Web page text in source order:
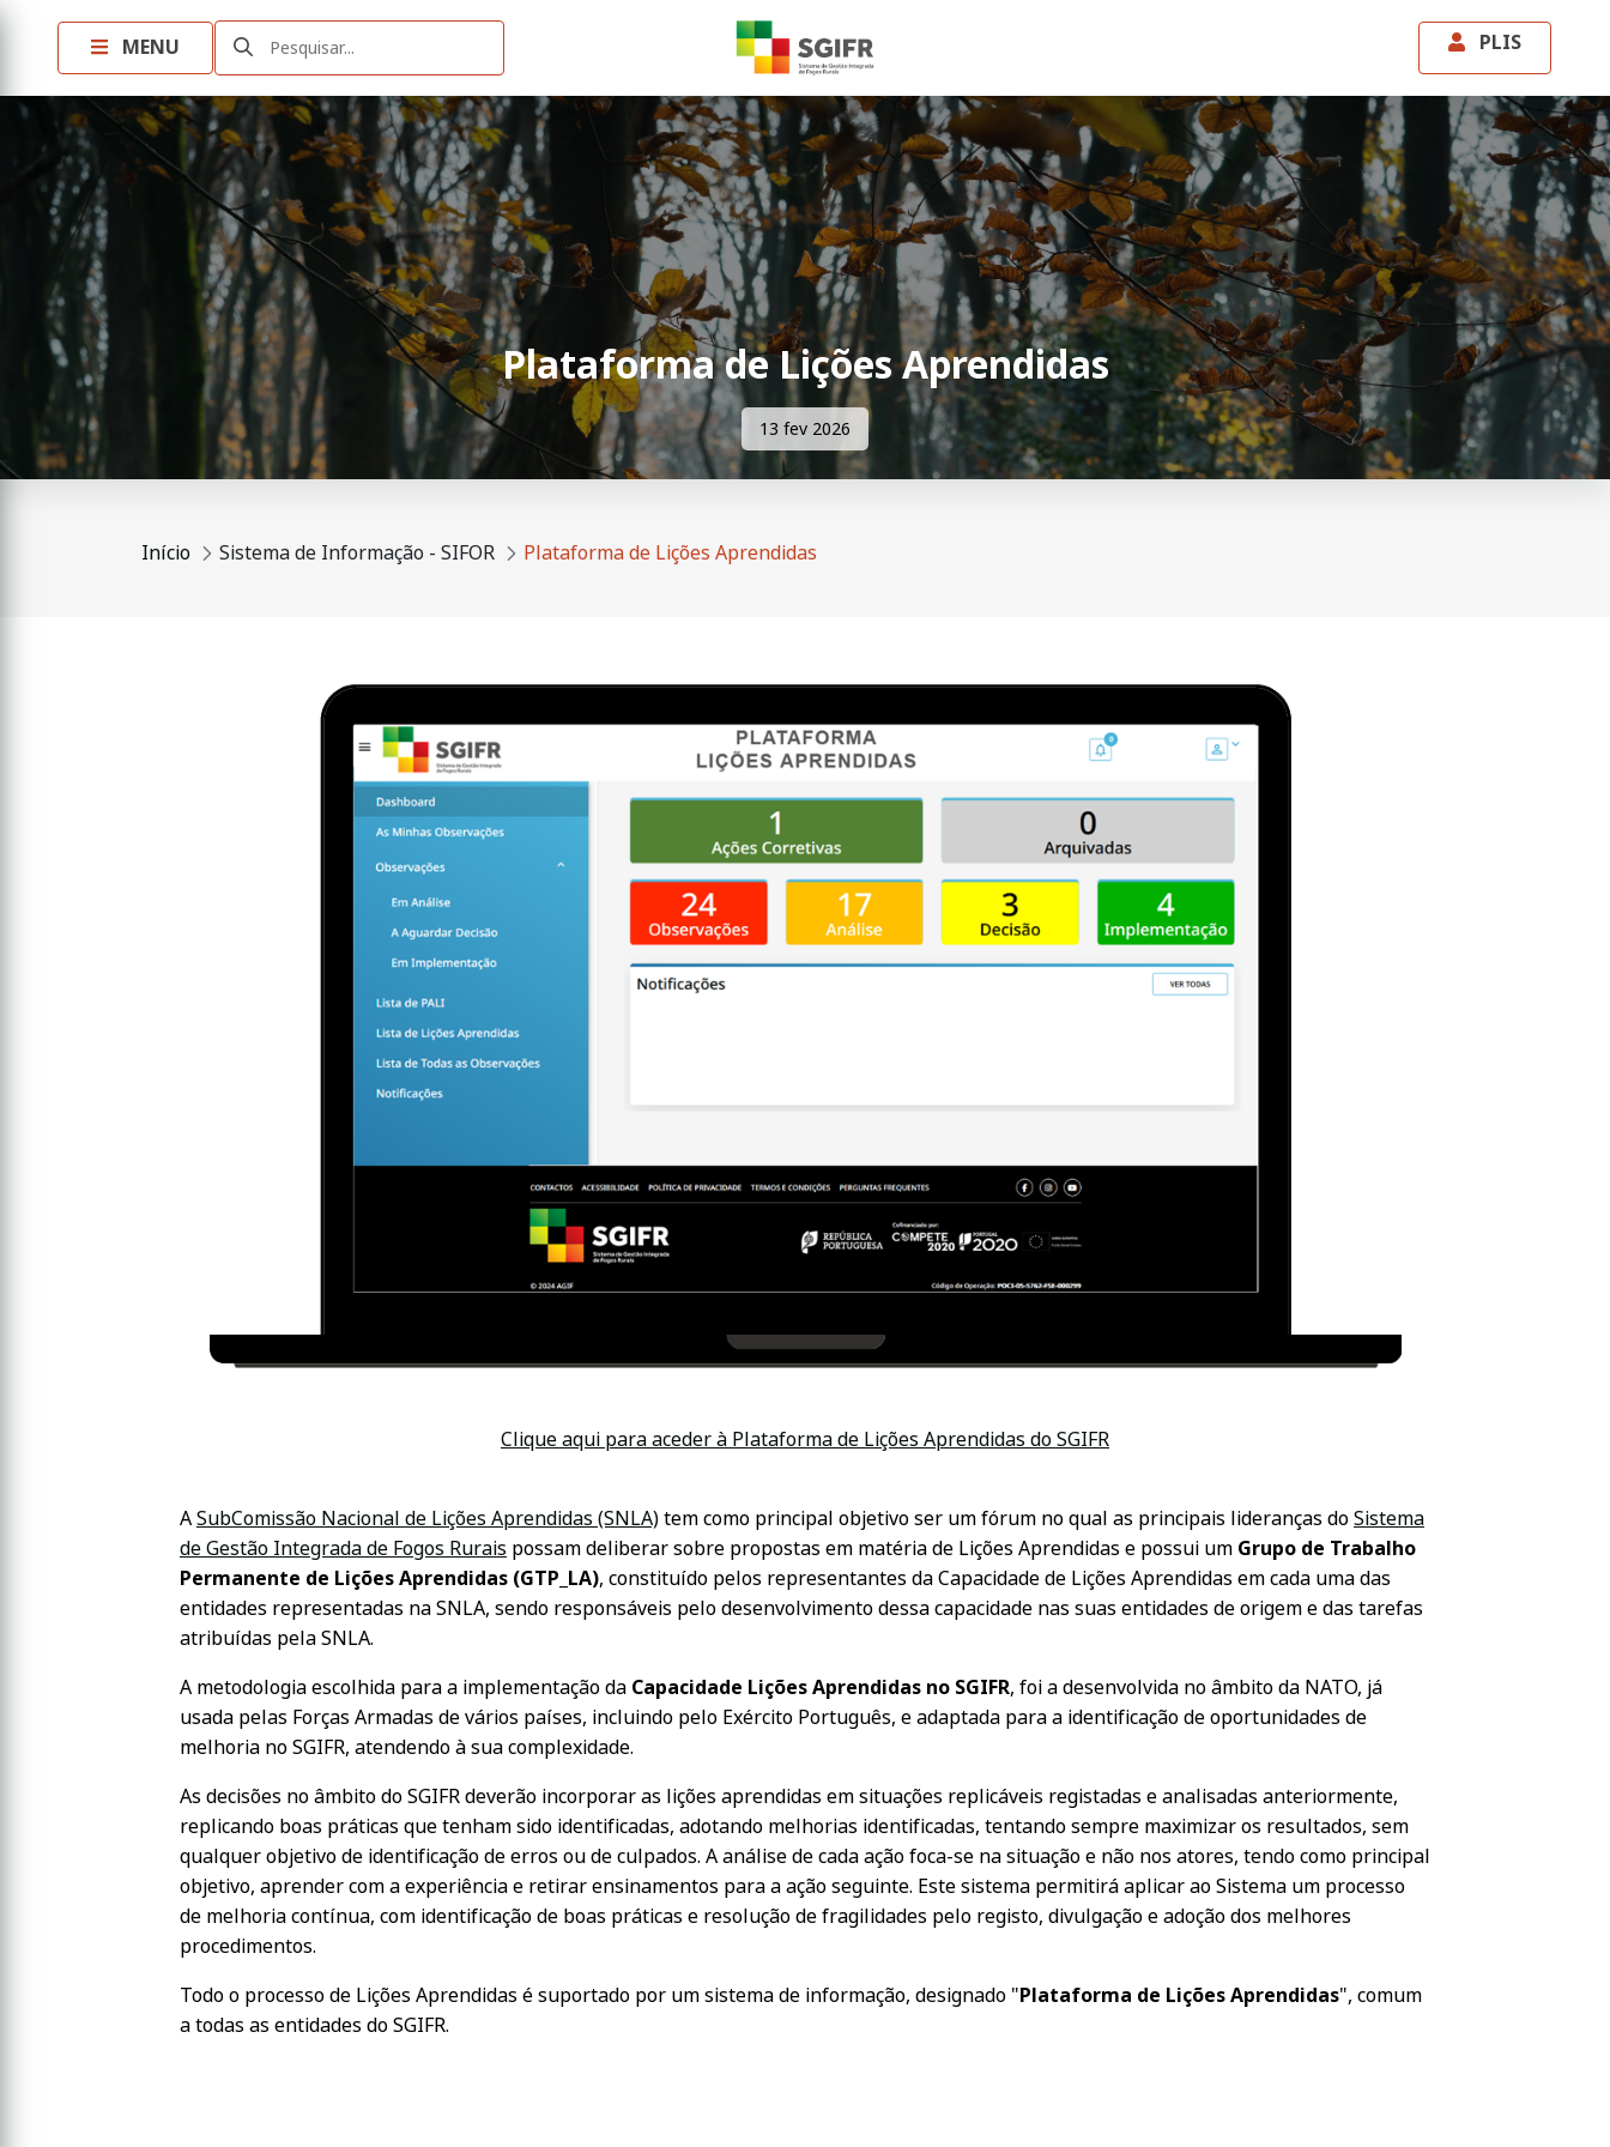
MENU Pesquisar... PLIS
Plataforma de Lições Aprendidas
13 fev 2026
Início Sistema de Informação - SIFOR Plataforma de Lições Aprendidas
Clique aqui para aceder à Plataforma de Lições Aprendidas do SGIFR
ASubComissão Nacional de Lições Aprendidas (SNLA)tem como principal objetivo ser um fórum no qual as principais lideranças doSistema
de Gestão Integrada de Fogos Rurais possam deliberar sobre propostas em matéria de Lições Aprendidas e possui um Grupo de Trabalho
Permanente de Lições Aprendidas (GTP_LA), constituído pelos representantes da Capacidade de Lições Aprendidas em cada uma das
entidades representadas na SNLA, sendo responsáveis pelo desenvolvimento dessa capacidade nas suas entidades de origem e das tarefas
atribuídas pela SNLA.
A metodologia escolhida para a implementação da Capacidade Lições Aprendidas no SGIFR, foi a desenvolvida no âmbito da NATO, já
usada pelas Forças Armadas de vários países, incluindo pelo Exército Português, e adaptada para a identificação de oportunidades de
melhoria no SGIFR, atendendo à sua complexidade.
As decisões no âmbito do SGIFR deverão incorporar as lições aprendidas em situações replicáveis registadas e analisadas anteriormente,
replicando boas práticas que tenham sido identificadas, adotando melhorias identificadas, tentando sempre maximizar os resultados, sem
qualquer objetivo de identificação de erros ou de culpados. A análise de cada ação foca-se na situação e não nos atores, tendo como principal
objetivo, aprender com a experiência e retirar ensinamentos para a ação seguinte. Este sistema permitirá aplicar ao Sistema um processo
de melhoria contínua, com identificação de boas práticas e resolução de fragilidades pelo registo, divulgação e adoção dos melhores
procedimentos.
Todo o processo de Lições Aprendidas é suportado por um sistema de informação, designado "Plataforma de Lições Aprendidas", comum
a todas as entidades do SGIFR.